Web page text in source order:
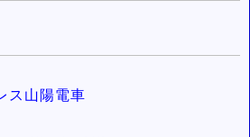
ス山陽電車